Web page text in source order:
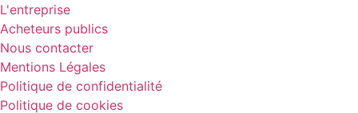
L'entreprise
Acheteurs publics
Nous contacter
Mentions Légales
Politique de confidentialité
Politique de cookies